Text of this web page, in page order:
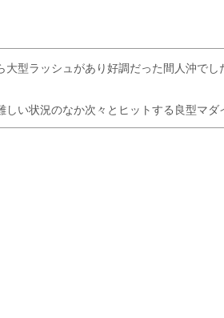
型ラッシュがあり好調だった間人沖で
い状況のなか次々とヒットする良型マ